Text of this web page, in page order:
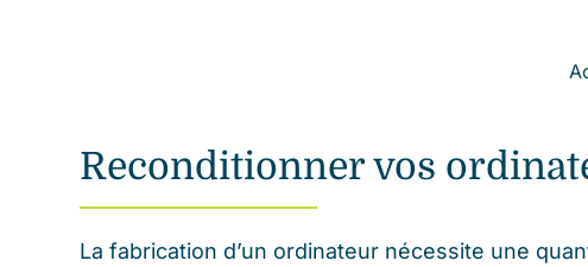
Reconditionner vos
La fabrication d’un ordinateur nécessite une